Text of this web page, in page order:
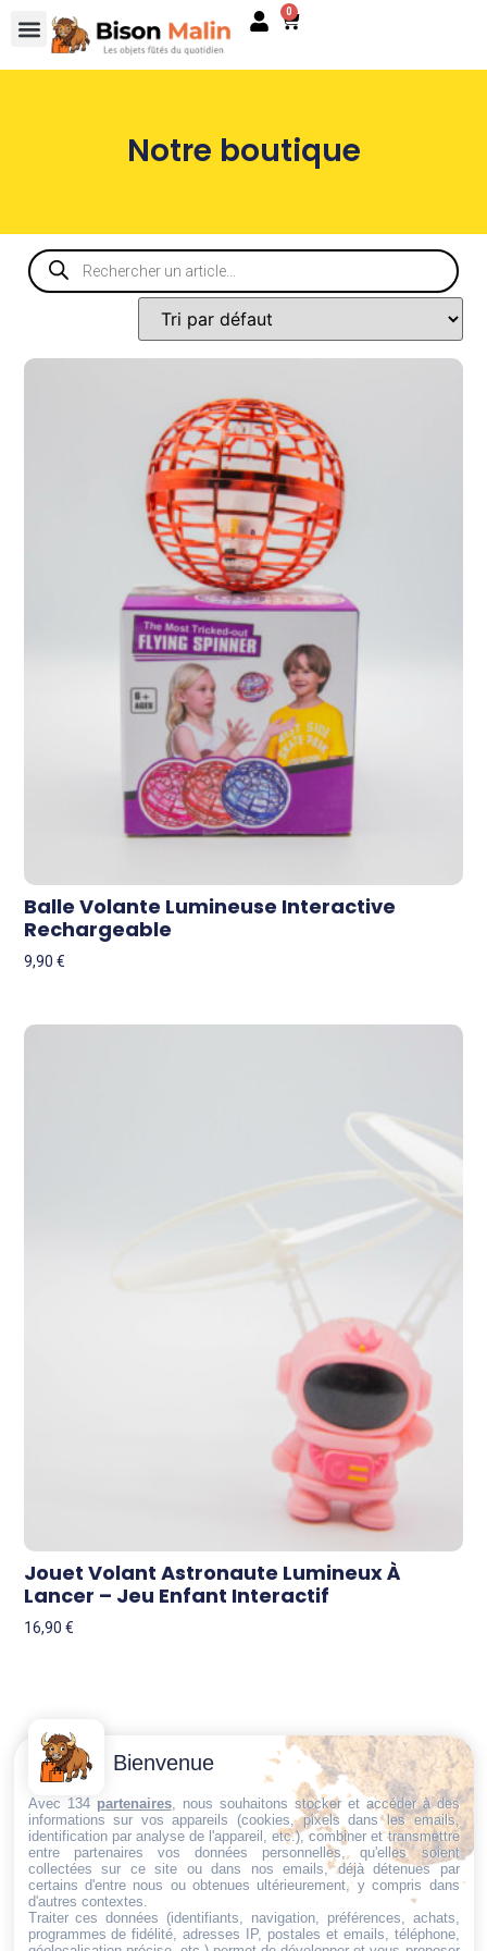
0
Notre boutique
Balle Volante Lumineuse Interactive
Rechargeable
9,90€
Jouet Volant Astronaute Lumineux À
Lancer – Jeu Enfant Interactif
16,90€
Trouvez ce qu'il vous faut,
au bon endroit
Conditions
générales
de vente
Politique de
cookies
Politique de
confidentialité
Mentions
Contactez-
Nous
Email:
dt@sasbms.fr
Bienvenue
Avec 134 partenaires, nous souhaitons stocker et accéder à des
informations sur vos appareils (cookies, pixels dans les emails,
identification par analyse de l'appareil, etc.), combiner et transmettre
entre partenaires vos données personnelles, qu'elles soient
collectées sur ce site ou dans nos emails, déjà détenues par
certains d'entre nous ou obtenues ultérieurement, y compris dans
d'autres contextes.
Traiter ces données (identifiants, navigation, préférences, achats,
programmes de fidélité, adresses IP, postales et emails, téléphone,